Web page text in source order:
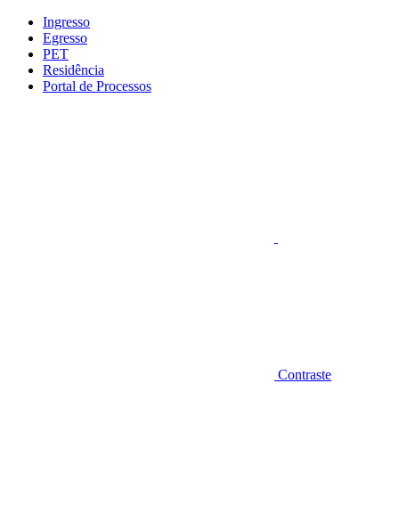
Conteúdo principal
Ingresso
Egresso
PET
Residência
Portal de Processos
Contraste